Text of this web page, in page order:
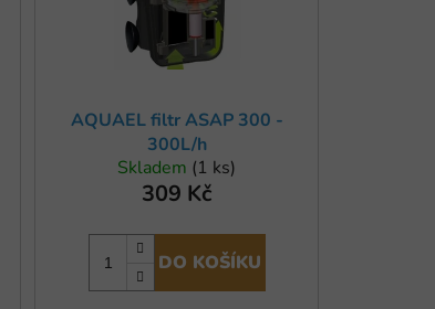
AQUAEL filtr ASAP 300 -
300L/h
Skladem (1 ks)
309 Kč
DO KOŠÍKU